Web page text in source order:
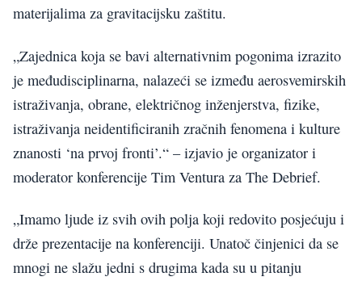
materijalima za gravitacijsku zaštitu.
„Zajednica koja se bavi alternativnim pogonima izrazito
je međudisciplinarna, nalazeći se između aerosvemirskih
istraživanja, obrane, električnog inženjerstva, fizike,
istraživanja neidentificiranih zračnih fenomena i kulture
znanosti ‘na prvoj fronti’.“ – izjavio je organizator i
moderator konferencije Tim Ventura za The Debrief.
„Imamo ljude iz svih ovih polja koji redovito posjećuju i
drže prezentacije na konferenciji. Unatoč činjenici da se
mnogi ne slažu jedni s drugima kada su u pitanju